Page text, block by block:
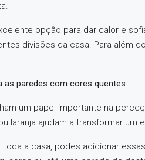
opção para dar calor e
divisões da casa. Para além
as paredes com cores quentes
um papel importante na
laranja ajudam a transformar um
toda a casa, podes adicionar